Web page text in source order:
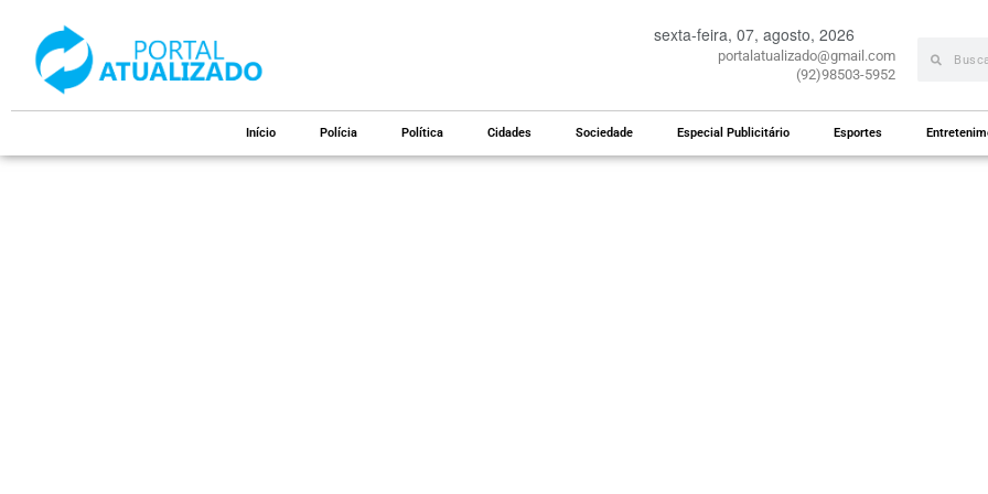
sexta-feira, 07, agosto, 2026
portalatualizado@gmail.com
(92)98503-5952
Início Polícia Política Cidades Sociedade Especial Publicitário Esportes